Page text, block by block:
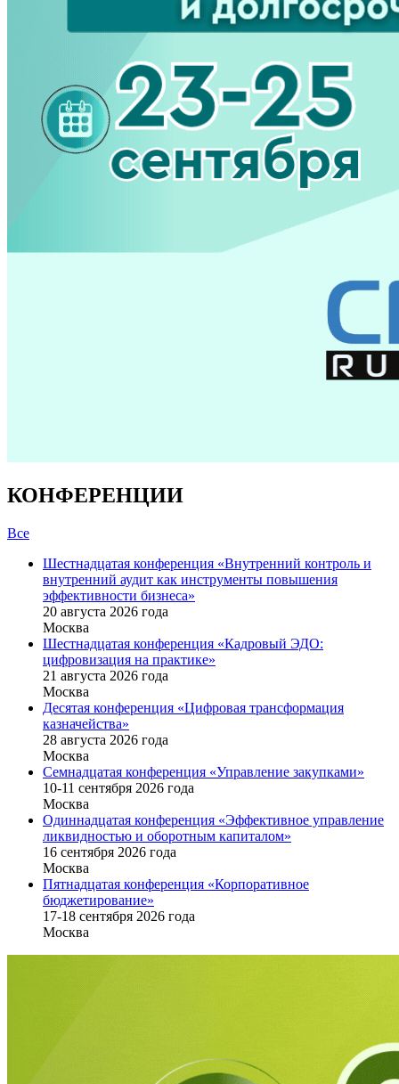
КОНФЕРЕНЦИИ
Все
Шестнадцатая конференция «Внутренний контроль и
внутренний аудит как инструменты повышения
эффективности бизнеса»
20 августа 2026 года
Москва
Шестнадцатая конференция «Кадровый ЭДО:
цифровизация на практике»
21 августа 2026 года
Москва
Десятая конференция «Цифровая трансформация
казначейства»
28 августа 2026 года
Москва
Семнадцатая конференция «Управление закупками»
10-11 сентября 2026 года
Москва
Одиннадцатая конференция «Эффективное управление
ликвидностью и оборотным капиталом»
16 cентября 2026 года
Москва
Пятнадцатая конференция «Корпоративное
бюджетирование»
17-18 сентября 2026 года
Москва